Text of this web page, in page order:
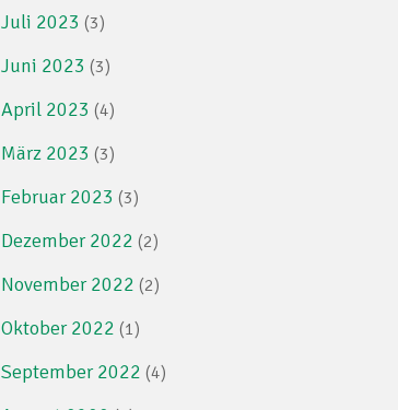
Juli 2023 (3)
Juni 2023 (3)
April 2023 (4)
März 2023 (3)
Februar 2023 (3)
Dezember 2022 (2)
November 2022 (2)
Oktober 2022 (1)
September 2022 (4)